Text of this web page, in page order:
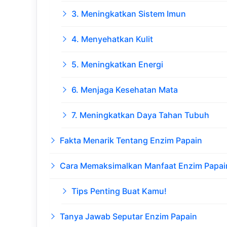
3. Meningkatkan Sistem Imun
4. Menyehatkan Kulit
5. Meningkatkan Energi
6. Menjaga Kesehatan Mata
7. Meningkatkan Daya Tahan Tubuh
Fakta Menarik Tentang Enzim Papain
Cara Memaksimalkan Manfaat Enzim
Tips Penting Buat Kamu!
Tanya Jawab Seputar Enzim Papain